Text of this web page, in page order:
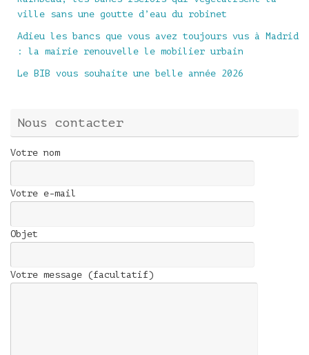
ville sans une goutte d’eau du robinet
Adieu les bancs que vous avez toujours vus à Madrid
: la mairie renouvelle le mobilier urbain
Le BIB vous souhaite une belle année 2026
Nous contacter
Votre nom
Votre e-mail
Objet
Votre message (facultatif)